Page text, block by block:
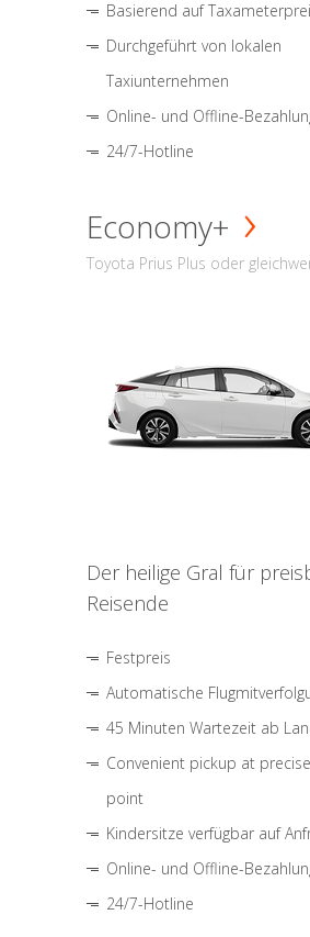
Basierend auf
Durchgeführt von lokalen
Taxiunternehmen
Online- und Offline-
24/7-Hotline
Economy+
Toyota Prius Plus oder
Der heilige Gral für
Reisende
Festpreis
Automatische
45 Minuten Wartezeit ab
Convenient pickup at
point
Kindersitze verfügbar auf
Online- und Offline-
24/7-Hotline